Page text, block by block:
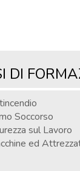
DI
Soccorso
sul Lavoro
ed